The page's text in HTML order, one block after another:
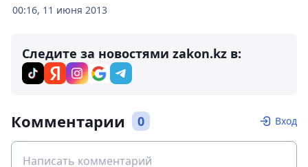
00:16, 11 июня 2013
Следите за новостями zakon.kz в:
Комментарии 0 Вход